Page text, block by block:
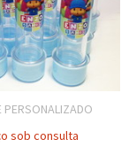
PERSONALIZADO
sob consulta